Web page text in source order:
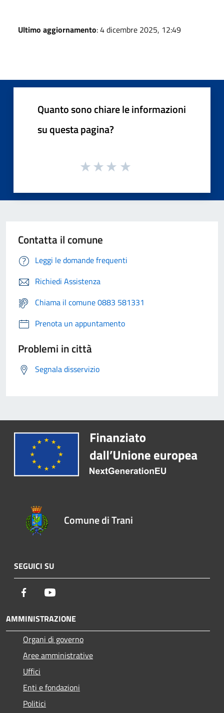
Ultimo aggiornamento: 4 dicembre 2025, 12:49
Quanto sono chiare le informazioni
su questa pagina?
Contatta il comune
Leggi le domande frequenti
Richiedi Assistenza
Chiama il comune 0883 581331
Prenota un appuntamento
Problemi in città
Segnala disservizio
Comune di Trani
SEGUICI SU
Facebook
AMMINISTRAZIONE
Organi di governo
Aree amministrative
Uffici
Enti e fondazioni
Politici